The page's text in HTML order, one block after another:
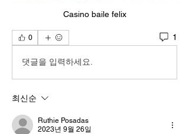
Casino baile felix
0 1
댓글을 입력하세요.
최신순
Ruthie Posadas
2023년 9월 26일